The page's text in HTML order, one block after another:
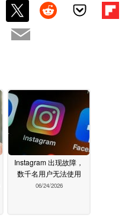
Instagram 出现故障，
数千名用户无法使用
06/24/2026